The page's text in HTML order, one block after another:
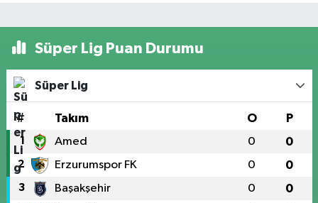
Süper Lig Puan Durumu
Süper Lig
# Takım O P
1 Amed 0 0
2 Erzurumspor FK 0 0
3 Başakşehir 0 0